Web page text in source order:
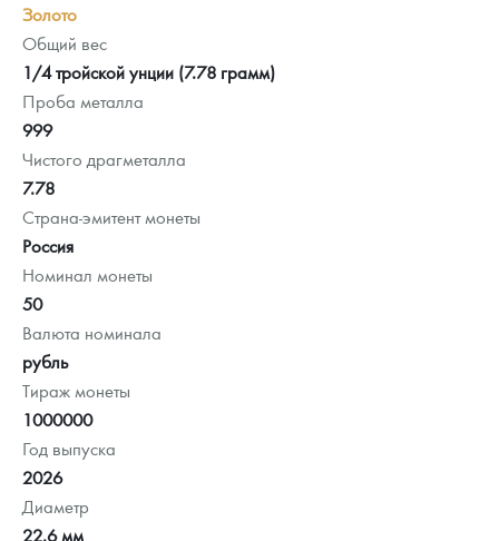
Золото
Общий вес
1/4 тройской унции (7.78 грамм)
Проба металла
999
Чистого драгметалла
7.78
Страна-эмитент монеты
Россия
Номинал монеты
50
Валюта номинала
рубль
Тираж монеты
1000000
Год выпуска
2026
Диаметр
22.6 мм